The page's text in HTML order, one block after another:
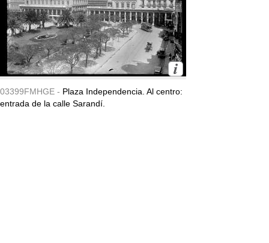
03399FMHGE - Plaza Independencia. Al centro:
entrada de la calle Sarandí.